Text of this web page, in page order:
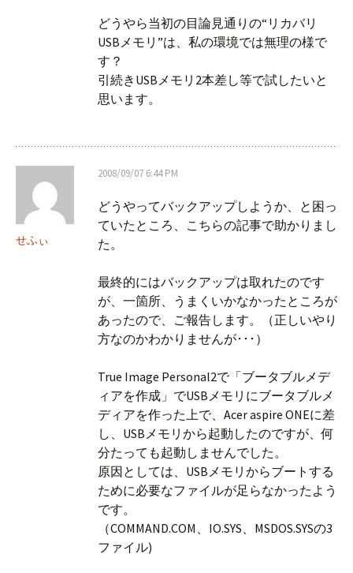
どうやら当初の目論見通りの“リカバリ
USBメモリ”は、私の環境では無理の様で
す？
引続きUSBメモリ2本差し等で試したいと
思います。
せふぃ
2008/09/07 6:44 PM
どうやってバックアップしようか、と困っ
ていたところ、こちらの記事で助かりまし
た。
最終的にはバックアップは取れたのです
が、一箇所、うまくいかなかったところが
あったので、ご報告します。（正しいやり
方なのかわかりませんが･･･）
True Image Personal2で「ブータブルメデ
ィアを作成」でUSBメモリにブータブルメ
ディアを作った上で、Acer aspire ONEに差
し、USBメモリから起動したのですが、何
分たっても起動しませんでした。
原因としては、USBメモリからブートする
ために必要なファイルが足らなかったよう
です。
（COMMAND.COM、IO.SYS、MSDOS.SYSの3
ファイル)